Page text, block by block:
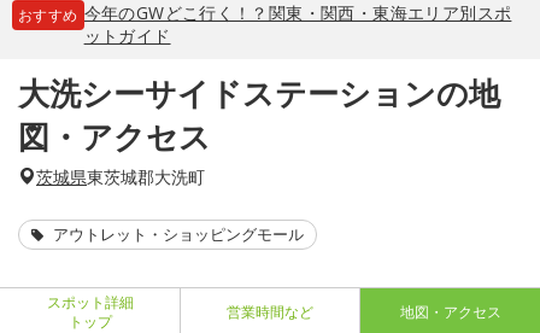
おすすめ 今年のGWどこ行く！？関東・関西・東海エリア別スポ
ットガイド
大洗シーサイドステーションの地
図・アクセス
茨城県東茨城郡大洗町
アウトレット・ショッピングモール
スポット詳細
トップ
営業時間など 地図・アクセス